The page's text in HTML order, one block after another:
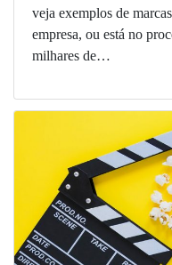
veja exemplos de
empresa, ou está no
milhares de…